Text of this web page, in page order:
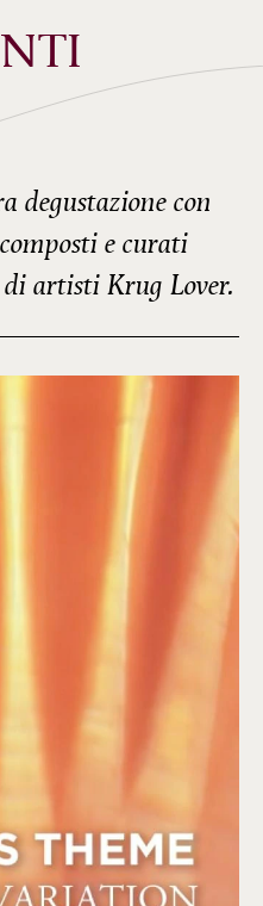
degustazione con
e curati
artisti Krug Lover.